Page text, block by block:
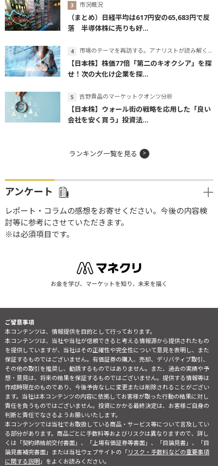
市況概況
（まとめ）日経平均は617円安の65,683円で反
落 半導体株に売りも好...
市場のテーマを再訪する。アナリストが読み解くテーマの本質
【日本株】株価77倍「第二のキオクシア」を探
せ！次の大化け企業を探...
吉野貴晶のマーケットクオンツ分析
【日本株】ウォール街の戦略を応用した「良い
会社を安く買う」投資法...
ランキング一覧を見る
アンケート
レポート・コラムの感想をお寄せください。今後の内容検
討等に参考にさせていただきます。
※は必須項目です。
お金を学び、マーケットを知り、未来を描く
ご留意事項
本コンテンツは、情報提供を目的として行っております。
本コンテンツは、当社や当社が信頼できると考える情報源から提供されたもの
を提供していますが、当社はその正確性や完全性について意見を表明し、また
保証するものではございません。有価証券の購入、売却、デリバティブ取引、
その他の取引を推奨し、勧誘するものではありません。また、過去の実績や予
想・意見は、将来の結果を保証するものではございません。提供する情報等は
作成時現在のものであり、今後予告なしに変更または削除されることがござい
ます。当社は本コンテンツの内容に依拠してお客様が取った行動の結果に対し
責任を負うものではございません。投資にかかる最終決定は、お客様ご自身の
判断と責任でなさるようお願いいたします。
本コンテンツでは当社でお取扱している商品・サービス等について言及してい
る部分があります。商品ごとに手数料等およびリスクは異なりますので、詳し
くは「契約締結前交付書面」、「上場有価証券等書面」、「目論見書」、「目
論見書補完書面」または当社ウェブサイトの「リスク・手数料などの重要事項
に関する説明」をよくお読みください。